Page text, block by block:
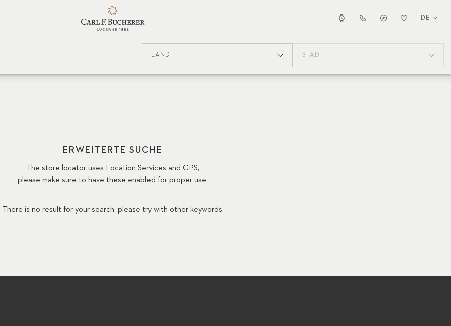
DE
LAND STADT
ERWEITERTE SUCHE
The store locator uses Location Services and GPS,
please make sure to have these enabled for proper use.
There is no result for your search, please try with other keywords.